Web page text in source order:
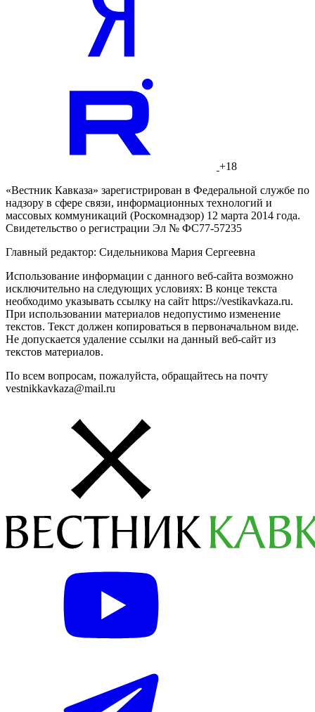
+18
«Вестник Кавказа» зарегистрирован в Федеральной службе по
надзору в сфере связи, информационных технологий и
массовых коммуникаций (Роскомнадзор) 12 марта 2014 года.
Свидетельство о регистрации Эл № ФС77-57235
Главный редактор: Сидельникова Мария Сергеевна
Использование информации с данного веб-сайта возможно
исключительно на следующих условиях: В конце текста
необходимо указывать ссылку на сайт https://vestikavkaza.ru.
При использовании материалов недопустимо изменение
текстов. Текст должен копироваться в первоначальном виде.
Не допускается удаление ссылки на данный веб-сайт из
текстов материалов.
По всем вопросам, пожалуйста, обращайтесь на почту
vestnikkavkaza@mail.ru